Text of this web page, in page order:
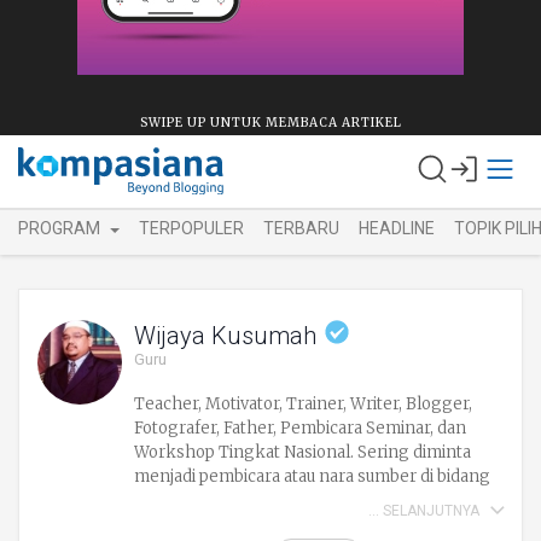
SWIPE UP UNTUK MEMBACA ARTIKEL
PROGRAM TERPOPULER TERBARU HEADLINE TOPIK
Wijaya Kusumah
Guru
Teacher, Motivator, Trainer, Writer, Blogger,
Fotografer, Father, Pembicara Seminar, dan
Workshop Tingkat Nasional. Sering diminta
menjadi pembicara atau nara sumber di bidang
ICT,Eduprenership, Learning, dan PTK. Siapa
SELANJUTNYA